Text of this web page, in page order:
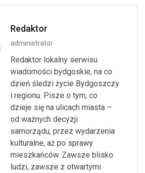
Redaktor
administrator
Redaktor lokalny serwisu
wiadomości bydgoskie, na co
dzień śledzi życie Bydgoszczy
i regionu. Pisze o tym, co
dzieje się na ulicach miasta –
od ważnych decyzji
samorządu, przez wydarzenia
kulturalne, aż po sprawy
mieszkańców. Zawsze blisko
ludzi, zawsze z otwartymi